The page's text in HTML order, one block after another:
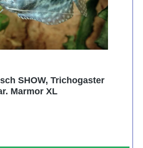
SHOW, Trichogaster
Marmor XL